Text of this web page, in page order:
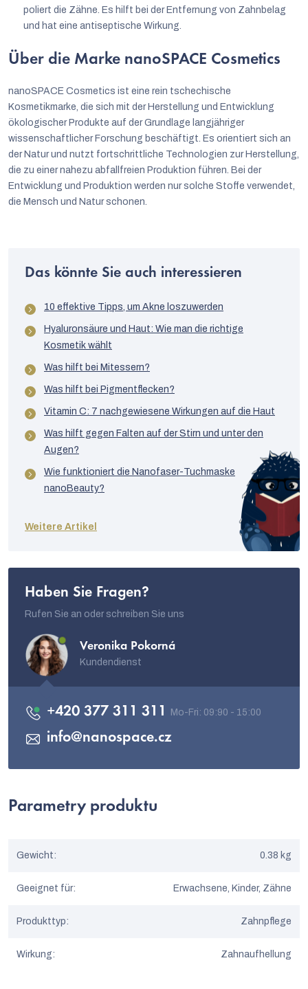
poliert die Zähne. Es hilft bei der Entfernung von Zahnbelag
und hat eine antiseptische Wirkung.
Über die Marke nanoSPACE Cosmetics
nanoSPACE Cosmetics ist eine rein tschechische
Kosmetikmarke, die sich mit der Herstellung und Entwicklung
ökologischer Produkte auf der Grundlage langjähriger
wissenschaftlicher Forschung beschäftigt. Es orientiert sich an
der Natur und nutzt fortschrittliche Technologien zur Herstellung,
die zu einer nahezu abfallfreien Produktion führen. Bei der
Entwicklung und Produktion werden nur solche Stoffe verwendet,
die Mensch und Natur schonen.
Das könnte Sie auch interessieren
10 effektive Tipps, um Akne loszuwerden
Hyaluronsäure und Haut: Wie man die richtige
Kosmetik wählt
Was hilft bei Mitessern?
Was hilft bei Pigmentflecken?
Vitamin C: 7 nachgewiesene Wirkungen auf die Haut
Was hilft gegen Falten auf der Stirn und unter den
Augen?
Wie funktioniert die Nanofaser-Tuchmaske
nanoBeauty?
Weitere Artikel
Haben Sie Fragen?
Rufen Sie an oder schreiben Sie uns
Veronika Pokorná
Kundendienst
info@nanospace.cz
+420 377 311 311
Parametry produktu
Gewicht: 0.38 kg
Geeignet für: Erwachsene, Kinder, Zähne
Produkttyp: Zahnpflege
Wirkung: Zahnaufhellung